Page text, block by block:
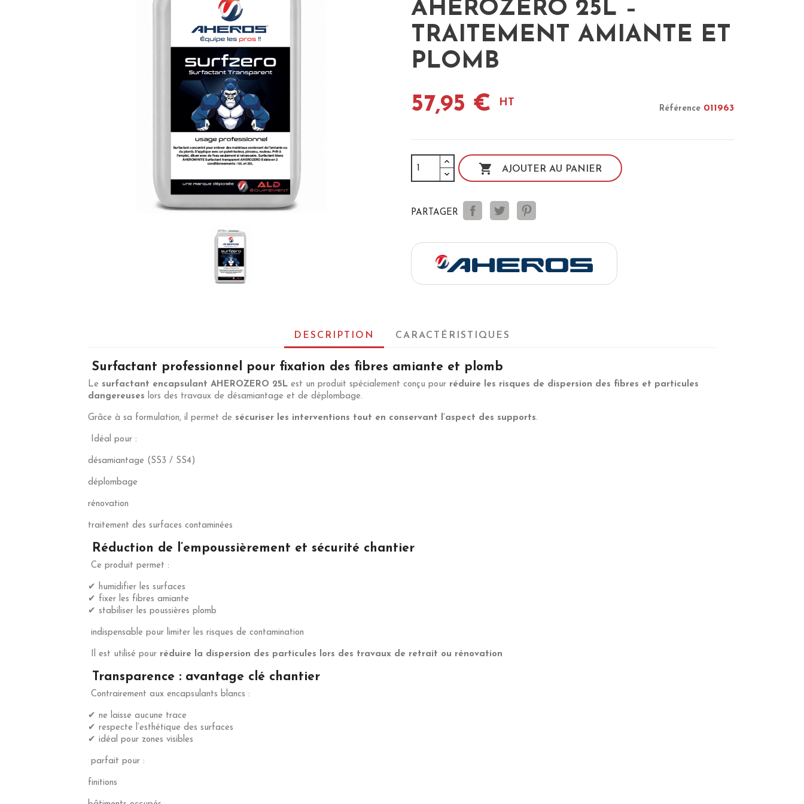
AHEROZERO 25L –
TRAITEMENT AMIANTE ET
PLOMB
57,95 €
HT
Référence 011963
 AJOUTER AU PANIER
PARTAGER
DESCRIPTION CARACTÉRISTIQUES
Surfactant professionnel pour fixation des fibres amiante et plomb
Le surfactant encapsulant AHEROZERO 25L est un produit spécialement conçu pour réduire les risques de dispersion des fibres et particules
dangereuses lors des travaux de désamiantage et de déplombage.
Grâce à sa formulation, il permet de sécuriser les interventions tout en conservant l’aspect des supports.
Idéal pour :
désamiantage (SS3 / SS4)
déplombage
rénovation
traitement des surfaces contaminées
Réduction de l’empoussièrement et sécurité chantier
Ce produit permet :
✔ humidifier les surfaces
✔ fixer les fibres amiante
✔ stabiliser les poussières plomb
indispensable pour limiter les risques de contamination
Il est utilisé pour réduire la dispersion des particules lors des travaux de retrait ou rénovation
Transparence : avantage clé chantier
Contrairement aux encapsulants blancs :
✔ ne laisse aucune trace
✔ respecte l’esthétique des surfaces
✔ idéal pour zones visibles
parfait pour :
finitions